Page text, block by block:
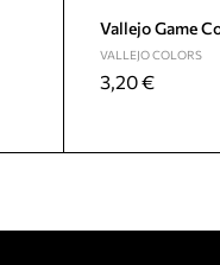
Vallejo Game
VALLEJO COLORS
3,20€